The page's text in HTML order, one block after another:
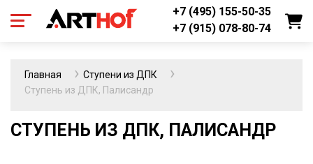
+7 (495) 155-50-35
+7 (915) 078-80-74
Главная
Ступени из ДПК
Ступень из ДПК, Палисандр
СТУПЕНЬ ИЗ ДПК, ПАЛИСАНДР